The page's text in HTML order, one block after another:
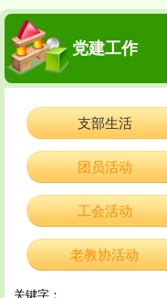
党建工作
支部生活
团员活动
工会活动
老教协活动
关键字：